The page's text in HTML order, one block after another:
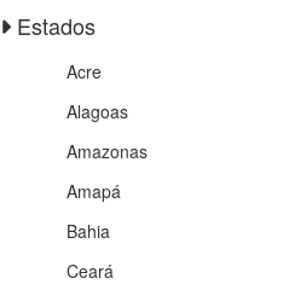
Estados
Acre
Alagoas
Amazonas
Amapá
Bahia
Ceará